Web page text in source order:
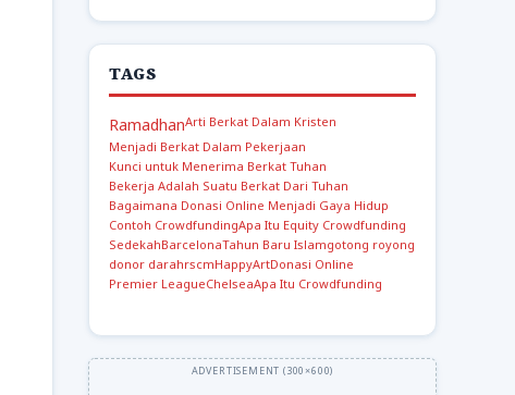
TAGS
RamadhanArti Berkat Dalam Kristen
Menjadi Berkat Dalam Pekerjaan
Kunci untuk Menerima Berkat Tuhan
Bekerja Adalah Suatu Berkat Dari Tuhan
Bagaimana Donasi Online Menjadi Gaya Hidup
Contoh CrowdfundingApa Itu Equity Crowdfunding
SedekahBarcelonaTahun Baru Islamgotong royong
donor darahrscmHappyArtDonasi Online
Premier LeagueChelseaApa Itu Crowdfunding